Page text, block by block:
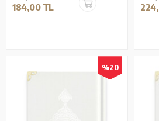
184,00 TL
%20